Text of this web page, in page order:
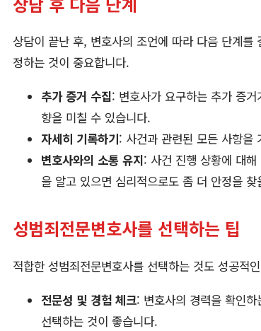
상담이 끝난 후, 변호사의 조언에 따라 다음 단계
정하는 것이 중요합니다.
추가 증거 수집: 변호사가 요구하는 추가 증
향을 미칠 수 있습니다.
자세히 기록하기: 사건과 관련된 모든 사항을
변호사와의 소통 유지: 사건 진행 상황에 대
을 알고 있으면 심리적으로도 좀 더 안정을
성범죄전문변호사를 선택하는 팁
적합한 성범죄전문변호사를 선택하는 것도 성공적
전문성 및 경험 체크: 변호사의 경력을 확인
선택하는 것이 좋습니다.